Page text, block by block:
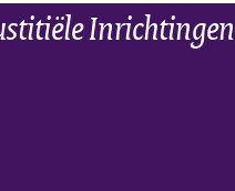
Inrichtingen